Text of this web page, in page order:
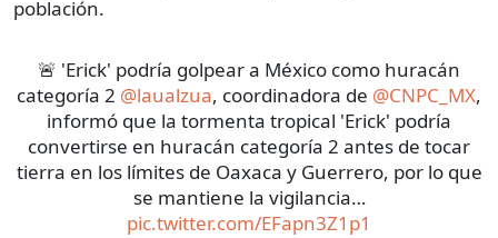
población.
🚨 'Erick' podría golpear a México como huracán
categoría 2 @laualzua, coordinadora de @CNPC_MX,
informó que la tormenta tropical 'Erick' podría
convertirse en huracán categoría 2 antes de tocar
tierra en los límites de Oaxaca y Guerrero, por lo que
se mantiene la vigilancia…
pic.twitter.com/EFapn3Z1p1